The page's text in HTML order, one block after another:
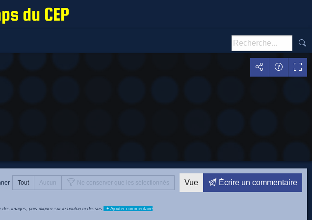
du CEP
Tout Aucun Ne conserver que les sélectionnés Vue Écrire un commentaire
images, puis cliquez sur le bouton ci-dessus + Ajouter commentaire